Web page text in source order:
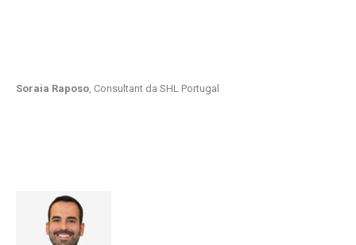
Soraia Raposo, Consultant da SHL Portugal